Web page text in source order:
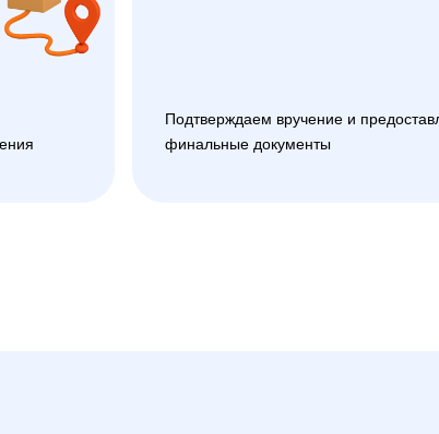
Подтверждаем вручение и
финальные документы